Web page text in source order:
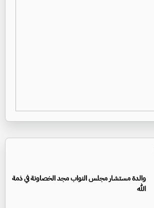
والدة مستشار مجلس النواب مجد الخصاونة في ذمة
الله